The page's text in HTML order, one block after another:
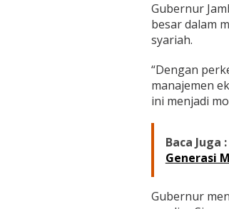
E
k
m
i
S
y
a
i
Gubernur
besar dalam
syariah.
“Dengan
manajemen
ini menjadi
Baca Juga :
Generasi
Gubernur